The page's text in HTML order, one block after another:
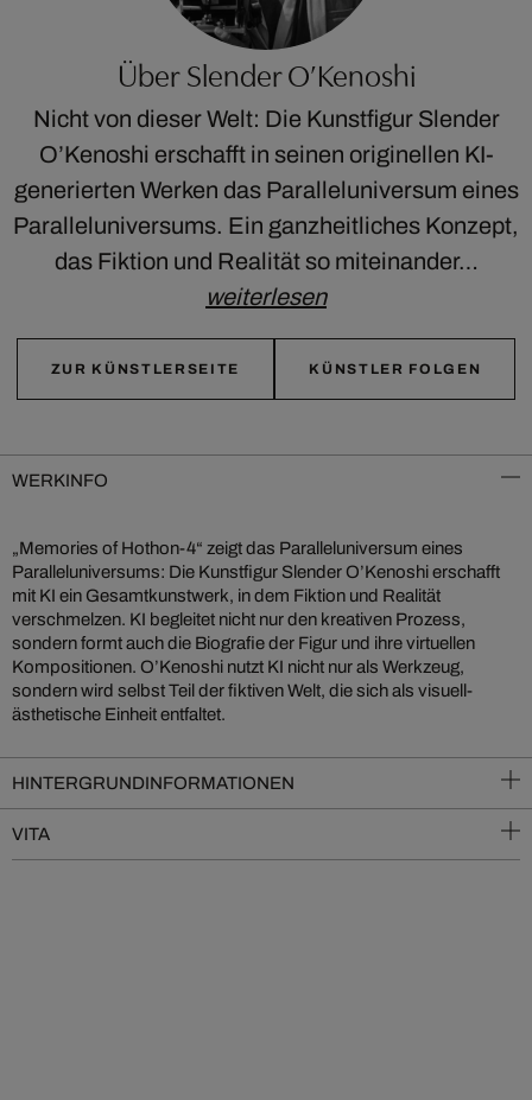
Über Slender O’Kenoshi
Nicht von dieser Welt: Die Kunstfigur Slender
O’Kenoshi erschafft in seinen originellen KI-
generierten Werken das Paralleluniversum eines
Paralleluniversums. Ein ganzheitliches Konzept,
das Fiktion und Realität so miteinander…
weiterlesen
ZUR KÜNSTLERSEITE KÜNSTLER FOLGEN
WERKINFO
„Memories of Hothon-4“ zeigt das Paralleluniversum eines
Paralleluniversums: Die Kunstfigur Slender O’Kenoshi erschafft
mit KI ein Gesamtkunstwerk, in dem Fiktion und Realität
verschmelzen. KI begleitet nicht nur den kreativen Prozess,
sondern formt auch die Biografie der Figur und ihre virtuellen
Kompositionen. O’Kenoshi nutzt KI nicht nur als Werkzeug,
sondern wird selbst Teil der fiktiven Welt, die sich als visuell-
ästhetische Einheit entfaltet.
HINTERGRUNDINFORMATIONEN
VITA